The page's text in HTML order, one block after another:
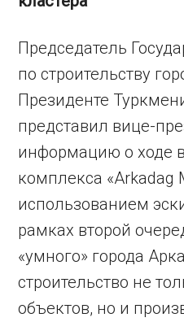
Председатель
по строительству
Президенте
представил вице-
информацию о ходе
комплекса «Arkadag
использованием
рамках второй
«умного» города
строительство не
объектов, но и